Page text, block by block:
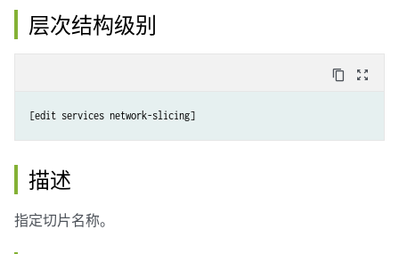
层次结构级别
content_copy zoom_out_map
[edit services network-slicing]
描述
指定切片名称。